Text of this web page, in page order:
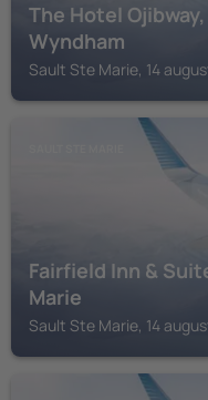
The Hotel
Wyndham
Sault Ste Marie, 14
Fairfield Inn &
Marie
Sault Ste Marie, 14